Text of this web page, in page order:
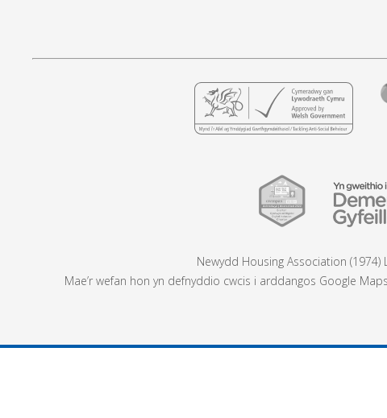
Newydd Housing Association
Mae’r wefan hon yn defnyddio cwcis i arddangos Google